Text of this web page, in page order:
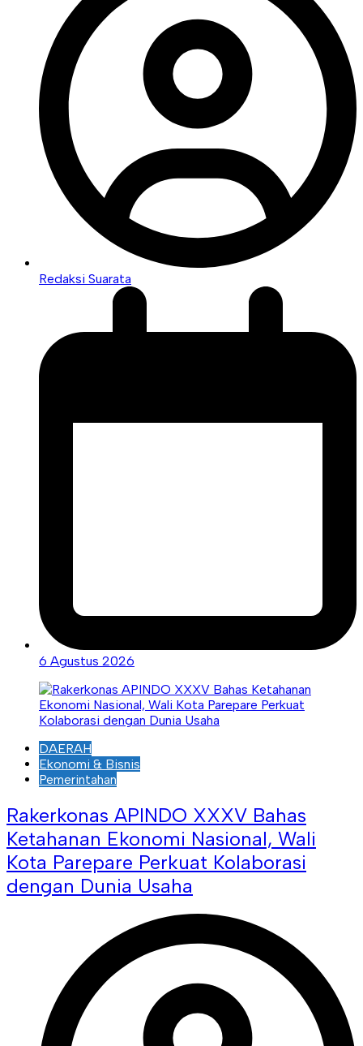
Redaksi Suarata
6 Agustus 2026
DAERAH
Ekonomi & Bisnis
Pemerintahan
Rakerkonas APINDO XXXV Bahas
Ketahanan Ekonomi Nasional, Wali
Kota Parepare Perkuat Kolaborasi
dengan Dunia Usaha